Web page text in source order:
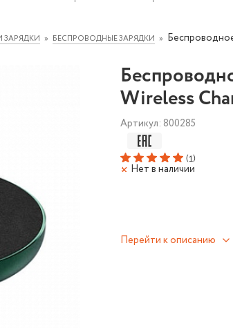
ЗАРЯДКИ БЕСПРОВОДНЫЕ ЗАРЯДКИ
Wireless
Артикул: 800285
(1)
Нет в наличии
Перейти к описанию